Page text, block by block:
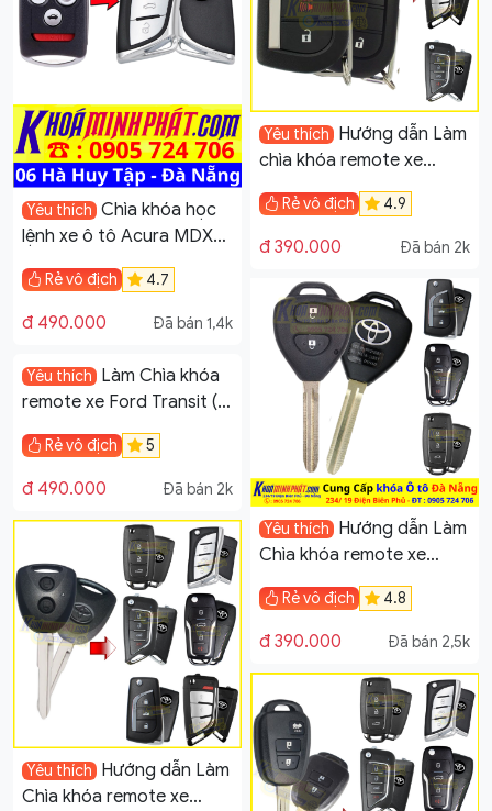
Yêu thích Chìa khóa học
lệnh xe ô tô Acura MDX
mẫu v19 Làm Chìa Khoá
Xe Ô Tô tại Đà Nẵng Minh
Phát Smartkey
Rẻ vô địch 4.7
đ 490.000 Đã bán 1,4k
Yêu thích Hướng dẫn Làm
chìa khóa remote xe
Toyota Innova, Fortuner
đời 2015-2023
Rẻ vô địch 4.9
đ 390.000 Đã bán 2k
Yêu thích Hướng dẫn Làm
Chìa khóa remote xe
Toyota Vios đời 2005-
2014Rẻ vô địch 4.8
đ 390.000 Đã bán 2,5k
Yêu thích Làm Chìa khóa
remote xe Ford Transit (
Chìa Phay ) tại Đà Nẵng
Rẻ vô địch 5
đ 490.000 Đã bán 2k
Yêu thích Hướng dẫn Làm
Chìa khóa remote xe